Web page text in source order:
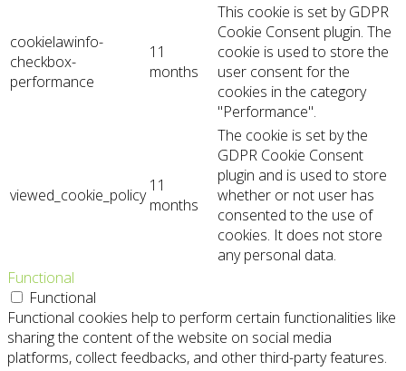
cookielawinfo-
checkbox-
performance
11
months
This cookie is set by GDPR
Cookie Consent plugin. The
cookie is used to store the
user consent for the
cookies in the category
"Performance".
viewed_cookie_policy 11
months
The cookie is set by the
GDPR Cookie Consent
plugin and is used to store
whether or not user has
consented to the use of
cookies. It does not store
any personal data.
Functional
Functional
Functional cookies help to perform certain functionalities like
sharing the content of the website on social media
platforms, collect feedbacks, and other third-party features.